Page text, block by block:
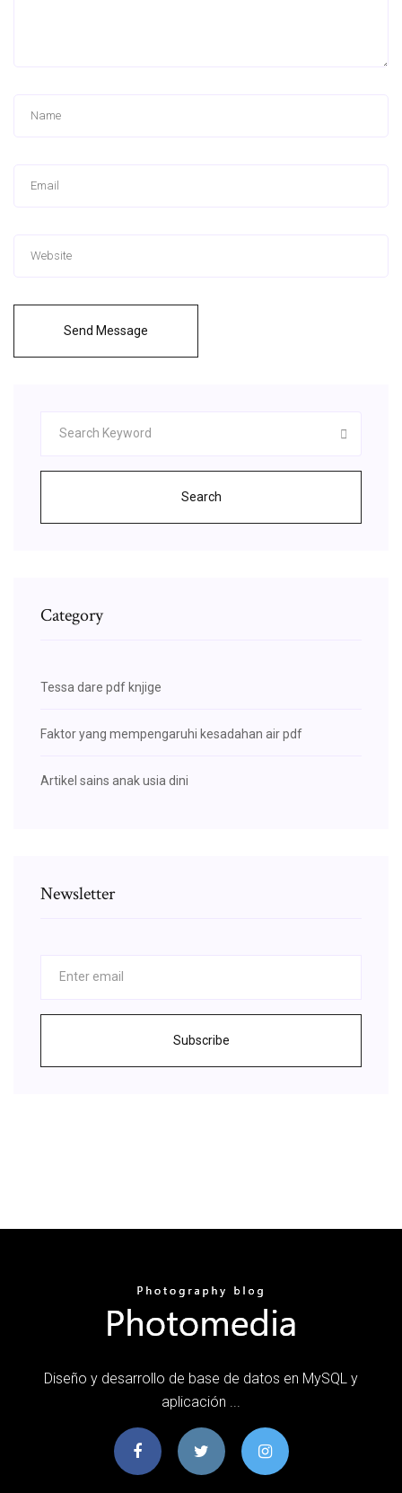
Send Message
Search
Category
Tessa dare pdf knjige
Faktor yang mempengaruhi kesadahan air pdf
Artikel sains anak usia dini
Newsletter
Subscribe
Diseño y desarrollo de base de datos en MySQL y
aplicación ...